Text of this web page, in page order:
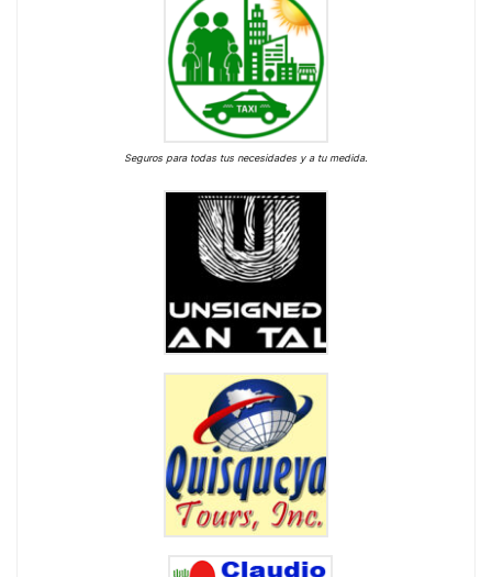
Seguros para todas tus necesidades y a tu medida.